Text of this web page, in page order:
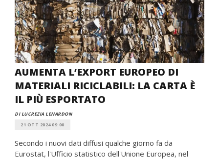
AUMENTA L’EXPORT EUROPEO DI
MATERIALI RICICLABILI: LA CARTA È
IL PIÙ ESPORTATO
DI LUCREZIA LENARDON
21 OTT 2024 09:00
Secondo i nuovi dati diffusi qualche giorno fa da
Eurostat, l'Ufficio statistico dell'Unione Europea, nel